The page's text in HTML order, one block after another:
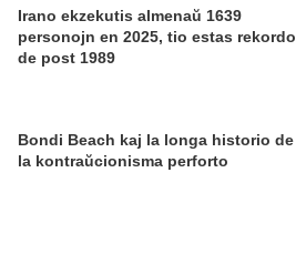
Irano ekzekutis almenaŭ 1639
personojn en 2025, tio estas rekordo
de post 1989
Bondi Beach kaj la longa historio de
la kontraŭcionisma perforto